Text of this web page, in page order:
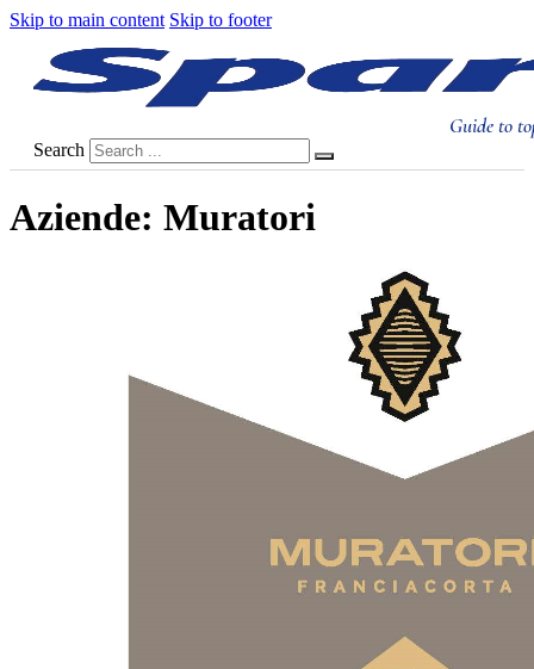
Skip to main content Skip to footer
Guide to
Search
Aziende: Muratori